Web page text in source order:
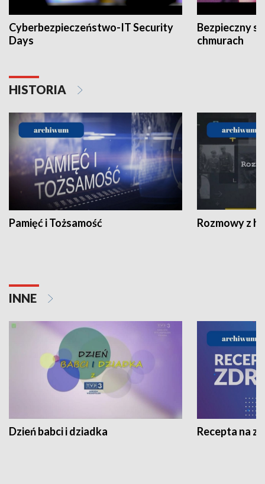
Cyberbezpieczeństwo-IT Security
Days
Bezpieczny
chmurach
HISTORIA
Pamięć i Tożsamość Rozmowy z
INNE
Dzień babci i dziadka Recepta na